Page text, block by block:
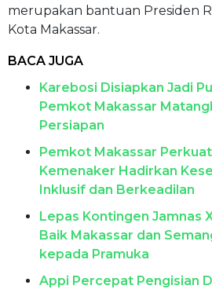
merupakan bantuan Presiden
Kota Makassar.
BACA JUGA
Karebosi Disiapkan Jadi
Pemkot Makassar
Persiapan
Pemkot Makassar
Kemenaker Hadirkan
Inklusif dan Berkeadilan
Lepas Kontingen Jamnas
Baik Makassar dan
kepada Pramuka
Appi Percepat Pengisian